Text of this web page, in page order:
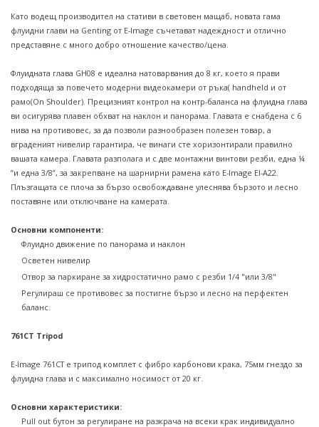
Като водещ производител на стативи в световен мащаб, новата гама
флуидни глави на Genting от E-Image съчетават надеждност и отлично
представяне с много добро отношение качество/цена.
Флуидната глава GH08 е идеална натоварвания до 8 кг, което я прави
подходяща за повечето модерни видеокамери от ръка( handheld и от
рамо(On Shoulder). Прецизният контрол на контр-баланса на флуидна глава
ви осигурява плавен обхват на наклон и панорама. Главата е снабдена с 6
нива на противовес, за да позволи разнообразен полезен товар, а
вграденият нивелир гарантира, че винаги сте хоризонтирали правилно
вашата камера. Главата разполага и с две монтажни винтови резби, една ¼
”и една 3/8”, за закрепване на шарнирни рамена като E-Image EI-A22.
Плъзгащата се плоча за бързо освобождаване улеснява бързото и лесно
поставяне или отключване на камерата.
Основни компоненти:
Флуидно движение по панорама и наклон
Осветен нивелир
Отвор за паркиране за хидростатично рамо с резби 1/4 "или 3/8"
Регулираш се противовес за постигне бързо и лесно на перфектен
баланс.
761CT Tripod
E-Image 761CT e трипод комплет с фибро карбонови крака, 75мм гнездо за
флуидна глава и с максимално носимост от 20 кг.
Основни характеристики:
Pull out бутон за регулиране на разкрача на всеки крак индивидуално